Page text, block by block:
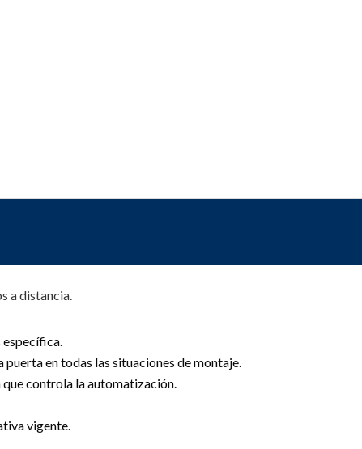
a distancia.
específica.
en todas las situaciones de montaje.
controla la automatización.
vigente.